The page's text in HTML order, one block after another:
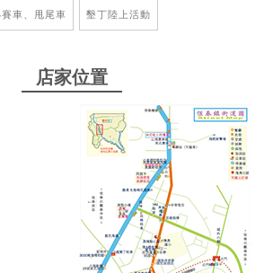
2025-04-03 12:53:37
變化很多，非常有趣。大馬力卡丁車很有
也都非常友善，安全，一百分滿分。
from google
賽車、甩尾車 墾丁陸上活動
店家位置